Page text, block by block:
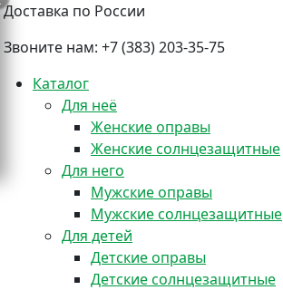
Доставка по России
Звоните нам: +7 (383) 203-35-75
Каталог
Для неё
Женские оправы
Женские солнцезащитные
Для него
Мужские оправы
Мужские солнцезащитные
Для детей
Детские оправы
Детские солнцезащитные